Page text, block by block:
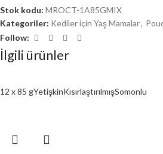
Stok kodu: MROCT-1A85GMIX
Kategoriler: Kediler için Yaş Mamalar,
Follow:
İlgili ürünler
12 x 85 gYetişkinKısırlaştırılmışSomonlu